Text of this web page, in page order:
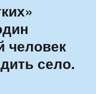
человек
село.